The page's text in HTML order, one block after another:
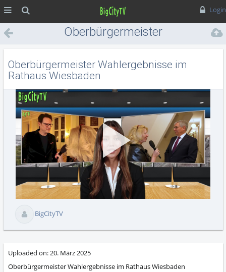
Login
Oberbürgermeister
Wahlergebnisse im Rathaus
Wiesbaden
Oberbürgermeister Wahlergebnisse im
Rathaus Wiesbaden
BigCityTV
Uploaded on:20. März 2025
Oberbürgermeister Wahlergebnisse im Rathaus Wiesbaden